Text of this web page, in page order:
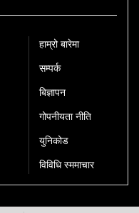
हाम्रो बारेमा
सम्पर्क
बिज्ञापन
गोपनीयता नीति
युनिकोड
विविधि स्ममाचार